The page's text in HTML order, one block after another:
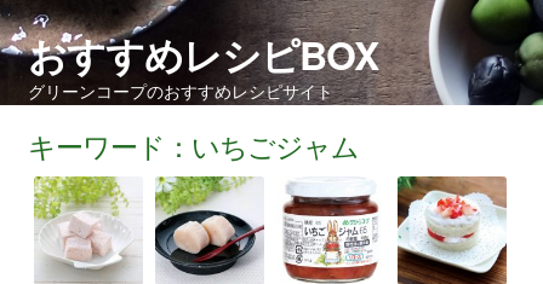
おすすめレシピBOX
グリーンコープのおすすめレシピサイト
キーワード：いちごジャム